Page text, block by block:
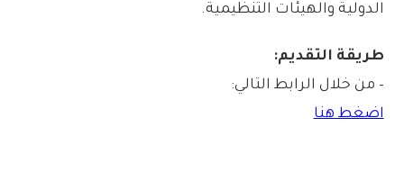
الدولية والهيئات التنظيمية.
طريقة التقديم:
– من خلال الرابط التالي:
اضغط هنا